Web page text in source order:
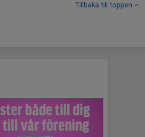
Tillbaka till toppen